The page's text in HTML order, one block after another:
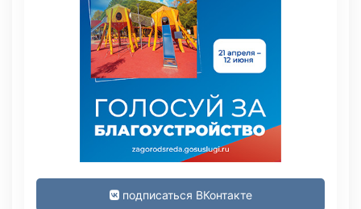
подписаться ВКонтакте